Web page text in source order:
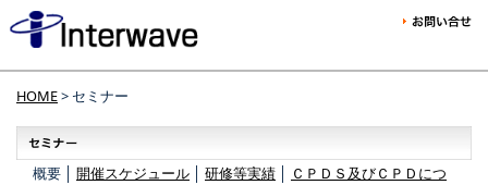
HOME> セミナー
概要 │ 開催スケジュール 研修等実績
ＣＰＤＳ及びＣＰＤにつ